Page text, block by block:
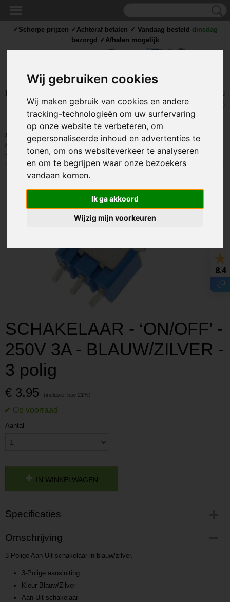
Wij gebruiken cookies
Wij maken gebruik van cookies en andere
tracking-technologieën om uw surfervaring
op onze website te verbeteren, om
gepersonaliseerde inhoud en advertenties te
tonen, om ons websiteverkeer te analyseren
en om te begrijpen waar onze bezoekers
vandaan komen.
Ik ga akkoord
Wijzig mijn voorkeuren
Inloggen
UW WINKELWAGEN
Geen producten
(0)
Home STROOM Schakelaars > Standaard schakelaar >
200V+
schakelaars>SCHAKELAAR - ‘ON/OFF’ - 250V 3A - BLAUW/ZILVER
- 3 polig
SCHAKELAAR - ‘ON/OFF’ -
250V 3A - BLAUW/ZILVER -
3 polig
€ 3,95
Aantal
IN WINKELWAGEN
Specificaties
Productcode
P201710311654
Productcode leverancier
Omschrijving
3-Polige Aan-Uit schakelaar in blauw/zilver.
3-Polige aansluiting
Kleur Blauw/Zilver
Aan-Uit schakelaar
✓Scherpe prijzen ✓Achteraf betalen ✓ Vandaag besteld dinsdag
bezorgd ✓Afhalen mogelijk
8.4